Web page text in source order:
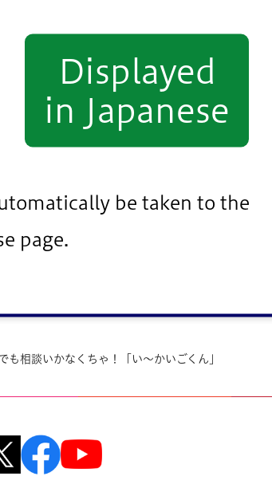
Displayed
in Japanese
be taken to the
page.
「介」の文字にちなんだイメージキ
も相談いかなくちゃ！「い～かいごくん」